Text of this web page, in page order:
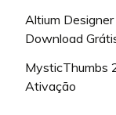
Altium
Download
MysticThumbs
Ativação